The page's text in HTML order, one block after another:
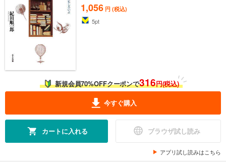
1,056 円 (税込)
5pt
新規会員70%OFFクーポンで316円(税込)
今すぐ購入
カートに入れる ブラウザ試し読み
アプリ試し読みはこちら